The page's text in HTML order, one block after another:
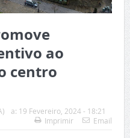
ao
centro
a: 19 Fevereiro, 2024 - 18:21
Imprimir
Email